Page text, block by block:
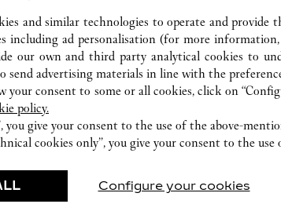
ATELIÊ RELOJOEIRO
and similar technologies to operate and provide
including ad personalisation (for more
our own and third party analytical cookies to
send advertising materials in line with the
your consent to some or all cookies, click on
policy.
you give your consent to the use of the above-
cookies only”, you give your consent to the use
Configure your cookies